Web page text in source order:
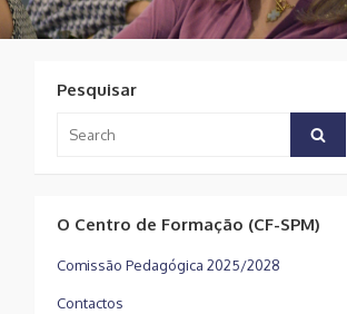
Pesquisar
for:
Search
O Centro de Formação (CF-SPM)
Comissão Pedagógica 2025/2028
Contactos